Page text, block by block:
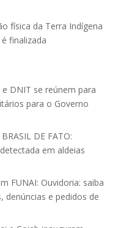
física da Terra Indígena
finalizada
e DNIT se reúnem para
para o Governo
BRASIL DE FATO:
em aldeias
FUNAI: Ouvidoria: saiba
denúncias e pedidos de